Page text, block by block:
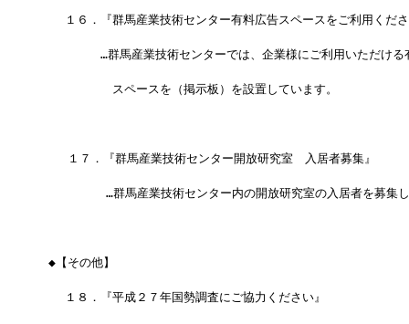
１６．『群馬産業技術センター有料広告スペースをご利用くだ
…群馬産業技術センターでは、企業様にご利用いただける
スペースを（掲示板）を設置しています。
１７．『群馬産業技術センター開放研究室　入居者募集』
…群馬産業技術センター内の開放研究室の入居者を募集し
◆【その他】
１８．『平成２７年国勢調査にご協力ください』